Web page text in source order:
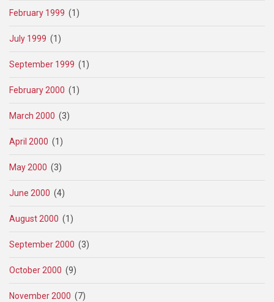
February 1999 (1)
July 1999 (1)
September 1999 (1)
February 2000 (1)
March 2000 (3)
April 2000 (1)
May 2000 (3)
June 2000 (4)
August 2000 (1)
September 2000 (3)
October 2000 (9)
November 2000 (7)